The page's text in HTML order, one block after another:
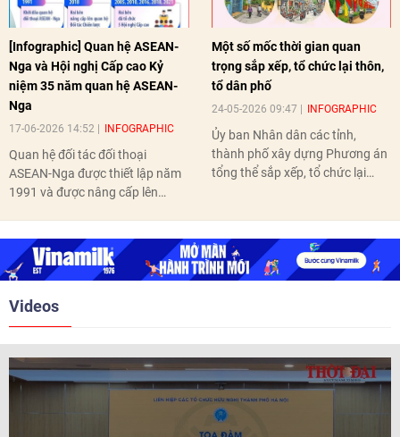
[Infographic] Quan hệ ASEAN-
Nga và Hội nghị Cấp cao Kỷ
niệm 35 năm quan hệ ASEAN-
Nga
17-06-2026 14:52 INFOGRAPHIC
Quan hệ đối tác đối thoại
ASEAN-Nga được thiết lập năm
1991 và được nâng cấp lên
nghị Cấp cao vào các năm 2005,
2010, 2016, 2018, 2021.
Một số mốc thời gian quan
trọng sắp xếp, tổ chức lại thôn,
tổ dân phố
24-05-2026 09:47 INFOGRAPHIC
Ủy ban Nhân dân các tỉnh,
thành phố xây dựng Phương án
tổng thể sắp xếp, tổ chức lại
Videos